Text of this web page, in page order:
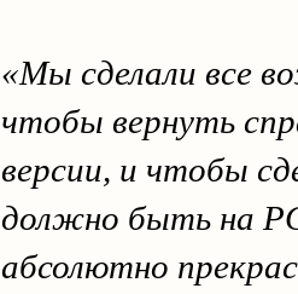
«Мы сделали все
чтобы вернуть
версии, и чтобы
должно быть на
абсолютно